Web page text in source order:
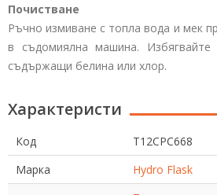
Почистване
Ръчно измиване с топла вода и мек
в съдомиялна машина. Избягвайте
съдържащи белина или хлор.
Характеристи
Код
T12CPC668
Марка
Hydro Flask